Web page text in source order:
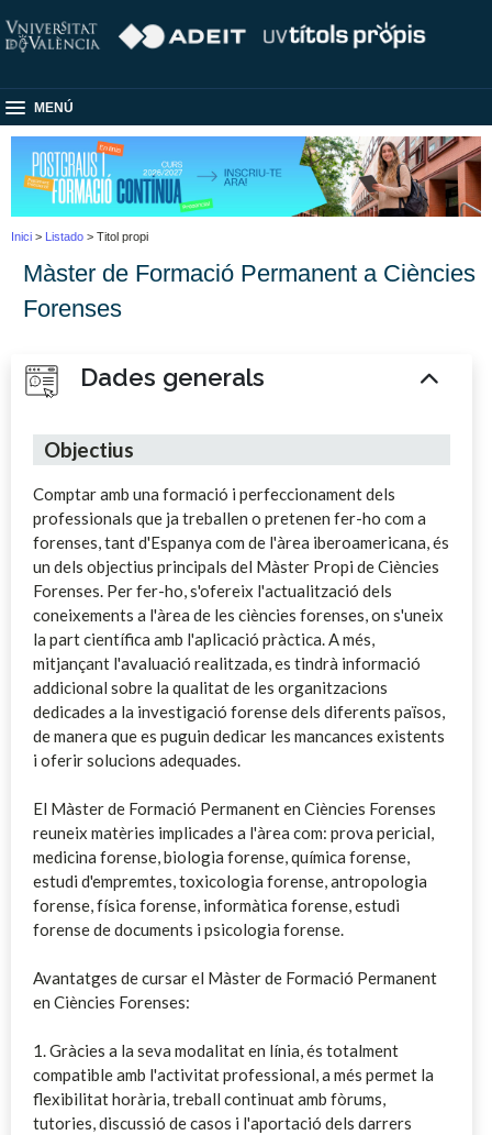
MENÚ
Inici > Listado > Titol propi
Màster de Formació Permanent a Ciències
Forenses
Dades generals
Objectius
Comptar amb una formació i perfeccionament dels
professionals que ja treballen o pretenen fer-ho com a
forenses, tant d'Espanya com de l'àrea iberoamericana, és
un dels objectius principals del Màster Propi de Ciències
Forenses. Per fer-ho, s'ofereix l'actualització dels
coneixements a l'àrea de les ciències forenses, on s'uneix
la part científica amb l'aplicació pràctica. A més,
mitjançant l'avaluació realitzada, es tindrà informació
addicional sobre la qualitat de les organitzacions
dedicades a la investigació forense dels diferents països,
de manera que es puguin dedicar les mancances existents
i oferir solucions adequades.
El Màster de Formació Permanent en Ciències Forenses
reuneix matèries implicades a l'àrea com: prova pericial,
medicina forense, biologia forense, química forense,
estudi d'empremtes, toxicologia forense, antropologia
forense, física forense, informàtica forense, estudi
forense de documents i psicologia forense.
Avantatges de cursar el Màster de Formació Permanent
en Ciències Forenses:
1. Gràcies a la seva modalitat en línia, és totalment
compatible amb l'activitat professional, a més permet la
flexibilitat horària, treball continuat amb fòrums,
tutories, discussió de casos i l'aportació dels darrers